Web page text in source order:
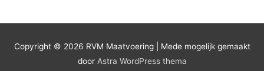
Copyright © 2026 RVM Maatvoering| Mede mogelijk gemaakt
door Astra WordPress thema